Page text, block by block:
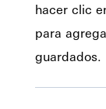
hacer clic
para
guardados.